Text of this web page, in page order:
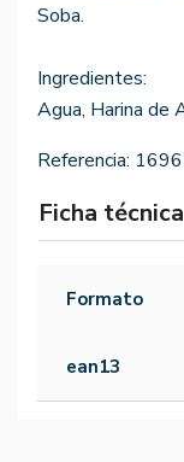
Soba.
Ingredientes:
Agua, Harina de
Referencia:
Ficha técnica
Formato
ean13